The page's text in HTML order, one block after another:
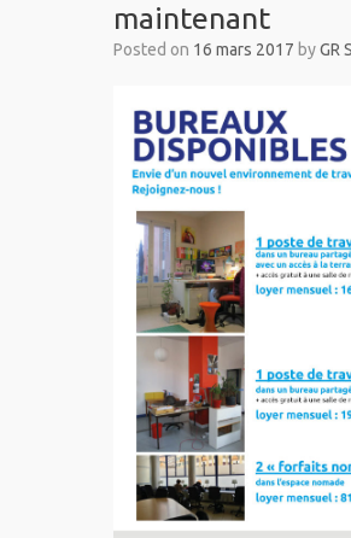
maintenant
Posted on 16 mars 2017 byGR